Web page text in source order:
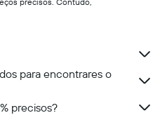
para encontrares o
precisos?